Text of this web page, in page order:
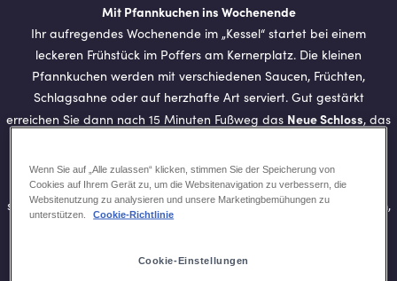
Mit Pfannkuchen ins Wochenende
Ihr aufregendes Wochenende im „Kessel“ startet bei einem
leckeren Frühstück im Poffers am Kernerplatz. Die kleinen
Pfannkuchen werden mit verschiedenen Saucen, Früchten,
Schlagsahne oder auf herzhafte Art serviert. Gut gestärkt
erreichen Sie dann nach 15 Minuten Fußweg das Neue Schloss, das
besichtigt werden kann. Rund um das prächtige Schloss befindet
sichder Schlossplatzund ein einladender Park mitMusik-Pavillon,
Wenn Sie auf „Alle zulassen“ klicken, stimmen Sie der Speicherung von
Cookies auf Ihrem Gerät zu, um die Websitenavigation zu verbessern, die
Websitenutzung zu analysieren und unsere Marketingbemühungen zu
unterstützen.
Cookie-Richtlinie
Cookie-Einstellungen